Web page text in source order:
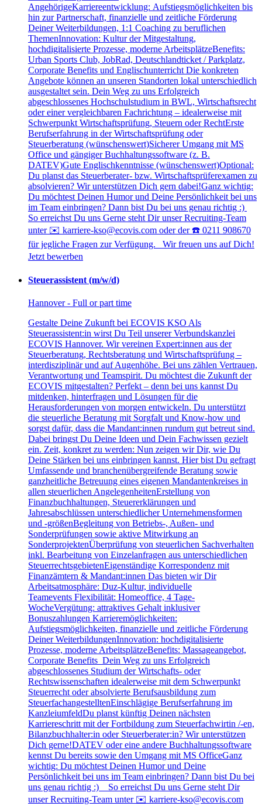
AngehörigeKarriereentwicklung: Aufstiegsmöglichkeiten bis
hin zur Partnerschaft, finanzielle und zeitliche Förderung
Deiner Weiterbildungen, 1:1 Coaching zu beruflichen
ThemenInnovation: Kultur der Mitgestaltung,
hochdigitalisierte Prozesse, moderne ArbeitsplätzeBenefits:
Urban Sports Club, JobRad, Deutschlandticket / Parkplatz,
Corporate Benefits und Englischunterricht Die konkreten
Angebote können an unseren Standorten lokal unterschiedlich
ausgestaltet sein. Dein Weg zu uns Erfolgreich
abgeschlossenes Hochschulstudium in BWL, Wirtschaftsrecht
oder einer vergleichbaren Fachrichtung – idealerweise mit
Schwerpunkt Wirtschaftsprüfung, Steuern oder RechtErste
Berufserfahrung in der Wirtschaftsprüfung oder
Steuerberatung (wünschenswert)Sicherer Umgang mit MS
Office und gängiger Buchhaltungssoftware (z. B.
DATEV)Gute Englischkenntnisse (wünschenswert)Optional:
Du planst das Steuerberater- bzw. Wirtschaftsprüferexamen zu
absolvieren? Wir unterstützen Dich gern dabei!Ganz wichtig:
Du möchtest Deinen Humor und Deine Persönlichkeit bei uns
im Team einbringen? Dann bist Du bei uns genau richtig :)
So erreichst Du uns Gerne steht Dir unser Recruiting-Team
unter ✉️ karriere-kso@ecovis.com oder der ☎️ 0211 908670
für jegliche Fragen zur Verfügung. Wir freuen uns auf Dich!
Jetzt bewerben
Steuerassistent (m/w/d)
Hannover - Full or part time
Gestalte Deine Zukunft bei ECOVIS KSO Als
Steuerassistent:in wirst Du Teil unserer Verbundskanzlei
ECOVIS Hannover. Wir vereinen Expert:innen aus der
Steuerberatung, Rechtsberatung und Wirtschaftsprüfung –
interdisziplinär und auf Augenhöhe. Bei uns zählen Vertrauen,
Verantwortung und Teamspirit. Du möchtest die Zukunft der
ECOVIS mitgestalten? Perfekt – denn bei uns kannst Du
mitdenken, hinterfragen und Lösungen für die
Herausforderungen von morgen entwickeln. Du unterstützt
die steuerliche Beratung mit Sorgfalt und Know-how und
sorgst dafür, dass die Mandant:innen rundum gut betreut sind.
Dabei bringst Du Deine Ideen und Dein Fachwissen gezielt
ein. Zeit, konkret zu werden: Nun zeigen wir Dir, wie Du
Deine Stärken bei uns einbringen kannst. Hier bist Du gefragt
Umfassende und branchenübergreifende Beratung sowie
ganzheitliche Betreuung eines eigenen Mandantenkreises in
allen steuerlichen AngelegenheitenErstellung von
Finanzbuchhaltungen, Steuererklärungen und
Jahresabschlüssen unterschiedlicher Unternehmensformen
und -größenBegleitung von Betriebs-, Außen- und
Sonderprüfungen sowie aktive Mitwirkung an
SonderprojektenÜberprüfung von steuerlichen Sachverhalten
inkl. Bearbeitung von Einzelanfragen aus unterschiedlichen
SteuerrechtsgebietenEigenständige Korrespondenz mit
Finanzämtern & Mandant:innen Das bieten wir Dir
Arbeitsatmosphäre: Duz-Kultur, individuelle
Teamevents Flexibilität: Homeoffice, 4 Tage-
WocheVergütung: attraktives Gehalt inklusiver
Bonuszahlungen Karrieremöglichkeiten:
Aufstiegsmöglichkeiten, finanzielle und zeitliche Förderung
Deiner WeiterbildungenInnovation: hochdigitalisierte
Prozesse, moderne ArbeitsplätzeBenefits: Massageangebot,
Corporate Benefits Dein Weg zu uns Erfolgreich
abgeschlossenes Studium der Wirtschafts- oder
Rechtswissenschaften idealerweise mit dem Schwerpunkt
Steuerrecht oder absolvierte Berufsausbildung zum
SteuerfachangestelltenEinschlägige Berufserfahrung im
KanzleiumfeldDu planst künftig Deinen nächsten
Karriereschritt mit der Fortbildung zum Steuerfachwirtin /-en,
Bilanzbuchhalter:in oder Steuerberater:in? Wir unterstützen
Dich gerne!DATEV oder eine andere Buchhaltungssoftware
kennst Du bereits sowie den Umgang mit MS OfficeGanz
wichtig: Du möchtest Deinen Humor und Deine
Persönlichkeit bei uns im Team einbringen? Dann bist Du bei
uns genau richtig :) So erreichst Du uns Gerne steht Dir
unser Recruiting-Team unter ✉️ karriere-kso@ecovis.com